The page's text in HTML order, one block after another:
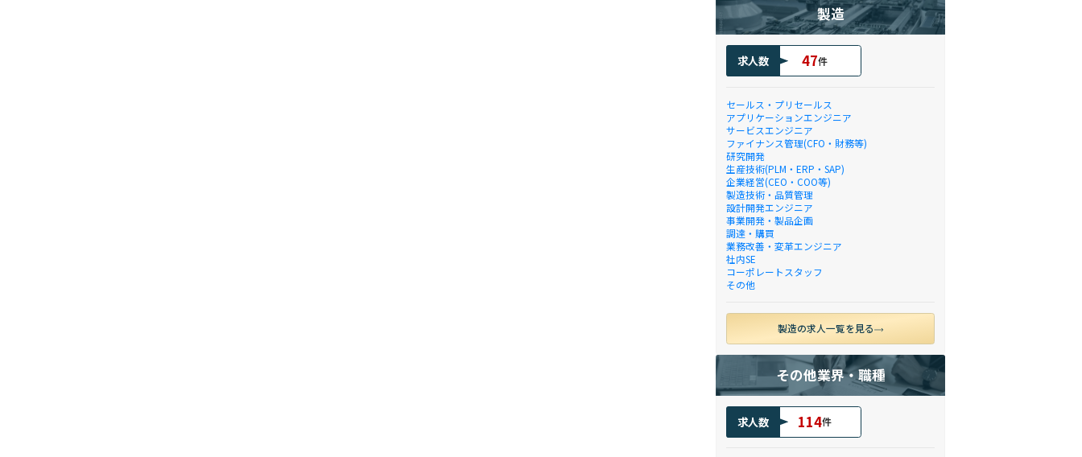
製造
求人数 47件
セールス・プリセールス
アプリケーションエンジニア
サービスエンジニア
ファイナンス管理(CFO・財務等)
研究開発
生産技術(PLM・ERP・SAP)
企業経営(CEO・COO等)
製造技術・品質管理
設計開発エンジニア
事業開発・製品企画
調達・購買
業務改善・変革エンジニア
社内SE
コーポレートスタッフ
その他
製造の求人一覧を見る
その他業界・職種
求人数 114件